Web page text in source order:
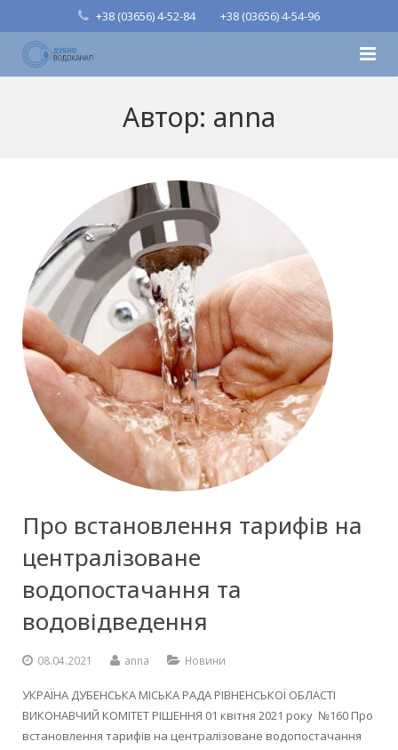
+38 (03656) 4-52-84 +38 (03656) 4-54-96
Публічна інформація
Особистий кабінет
Контакти
Автор: anna
Про встановлення тарифів на
централізоване
водопостачання та
водовідведення
08.04.2021 anna Новини
УКРАЇНА ДУБЕНСЬКА МІСЬКА РАДА РІВНЕНСЬКОЇ ОБЛАСТІ
ВИКОНАВЧИЙ КОМІТЕТ РІШЕННЯ 01 квітня 2021 року №160 Про
встановлення тарифів на централізоване водопостачання